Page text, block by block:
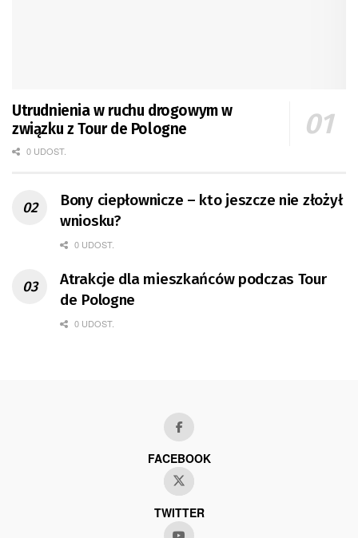
Utrudnienia w ruchu drogowym w
związku z Tour de Pologne
0 UDOST.
Bony ciepłownicze – kto jeszcze nie złożył
wniosku?
0 UDOST.
Atrakcje dla mieszkańców podczas Tour
de Pologne
0 UDOST.
FACEBOOK
TWITTER